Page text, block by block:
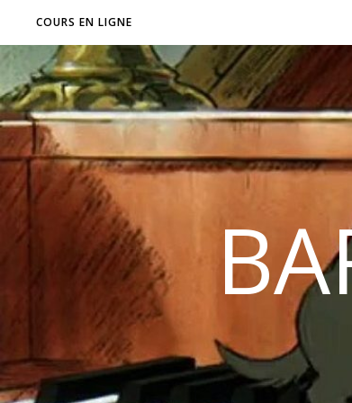
COURS EN LIGNE